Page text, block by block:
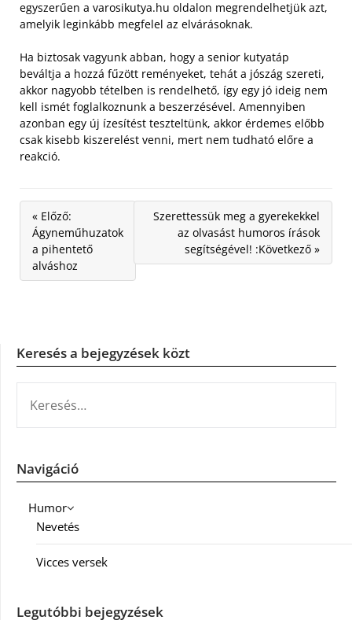
egyszerűen a varosikutya.hu oldalon megrendelhetjük azt,
amelyik leginkább megfelel az elvárásoknak.
Ha biztosak vagyunk abban, hogy a senior kutyatáp
beváltja a hozzá fűzött reményeket, tehát a jószág szereti,
akkor nagyobb tételben is rendelhető, így egy jó ideig nem
kell ismét foglalkoznunk a beszerzésével. Amennyiben
azonban egy új ízesítést teszteltünk, akkor érdemes előbb
csak kisebb kiszerelést venni, mert nem tudható előre a
reakció.
« Előző:
Ágyneműhuzatok
a pihentető
alváshoz
Szerettessük meg a gyerekekkel
az olvasást humoros írások
segítségével! :Következő »
Keresés a bejegyzések közt
Navigáció
Humor
Nevetés
Vicces versek
Legutóbbi bejegyzések